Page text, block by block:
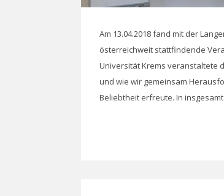
Am 13.04.2018 fand mit der
österreichweit stattfindende
Universität Krems veranstaltete
und wie wir gemeinsam
Beliebtheit erfreute. In